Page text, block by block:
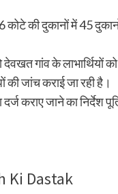
की दुकानों में 45
गांव के लाभार्थियों
की जांच कराई जा रही है।
कराए जाने का निर्देश
Ki Dastak